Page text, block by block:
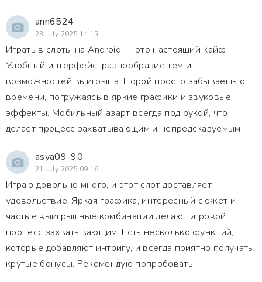
ann6524
23 July 2025 14:15
Играть в слоты на Android — это настоящий кайф!
Удобный интерфейс, разнообразие тем и
возможностей выигрыша. Порой просто забываешь о
времени, погружаясь в яркие графики и звуковые
эффекты. Мобильный азарт всегда под рукой, что
делает процесс захватывающим и непредсказуемым!
asya09-90
21 July 2025 09:16
Играю довольно много, и этот слот доставляет
удовольствие! Яркая графика, интересный сюжет и
частые выигрышные комбинации делают игровой
процесс захватывающим. Есть несколько функций,
которые добавляют интригу, и всегда приятно получать
крутые бонусы. Рекомендую попробовать!